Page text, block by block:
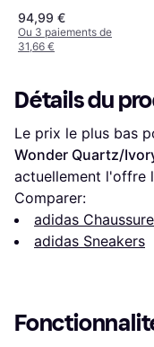
Enfant - Rouge
94,99 €
Ou 3 paiements de
31,66 €
Détails du
Le prix le plus bas
Wonder Quartz/
actuellement l'offre
Comparer:
adidas
adidas Sneakers